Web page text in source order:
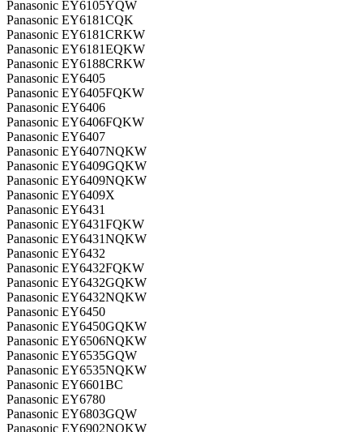
Panasonic EY6105YQW
Panasonic EY6181CQK
Panasonic EY6181CRKW
Panasonic EY6181EQKW
Panasonic EY6188CRKW
Panasonic EY6405
Panasonic EY6405FQKW
Panasonic EY6406
Panasonic EY6406FQKW
Panasonic EY6407
Panasonic EY6407NQKW
Panasonic EY6409GQKW
Panasonic EY6409NQKW
Panasonic EY6409X
Panasonic EY6431
Panasonic EY6431FQKW
Panasonic EY6431NQKW
Panasonic EY6432
Panasonic EY6432FQKW
Panasonic EY6432GQKW
Panasonic EY6432NQKW
Panasonic EY6450
Panasonic EY6450GQKW
Panasonic EY6506NQKW
Panasonic EY6535GQW
Panasonic EY6535NQKW
Panasonic EY6601BC
Panasonic EY6780
Panasonic EY6803GQW
Panasonic EY6902NQKW